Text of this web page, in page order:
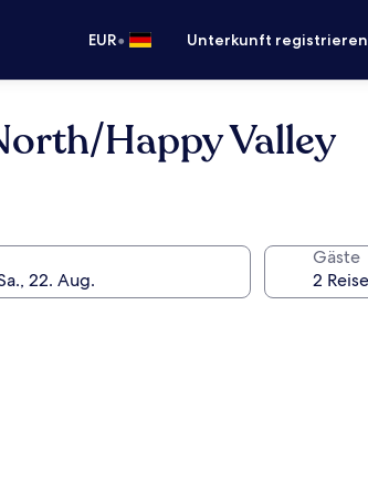
EUR• Unterkunft registrieren
Happy Valley
Gäste